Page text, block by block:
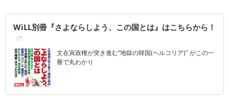
WiLL別冊『さよならしよう、この国とは』はこちらから！
文在寅政権が突き進む“地獄の韓国(ヘルコリア)" がこの一
冊で丸わかり